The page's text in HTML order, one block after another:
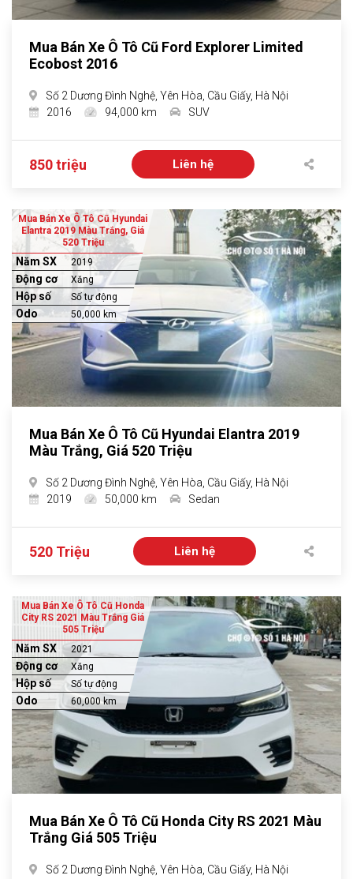
Mua Bán Xe Ô Tô Cũ Ford Explorer Limited
Ecobost 2016
Số 2 Dương Đình Nghệ, Yên Hòa, Cầu Giấy, Hà Nội
2016
94,000 km SUV
850 triệu Liên hệ
Mua Bán Xe Ô Tô Cũ Hyundai
Elantra 2019 Màu Trắng, Giá
520 Triệu
Năm SX 2019
Động cơ Xăng
Hộp số Số tự động
Odo 50,000 km
Mua Bán Xe Ô Tô Cũ Hyundai Elantra 2019
Màu Trắng, Giá 520 Triệu
Số 2 Dương Đình Nghệ, Yên Hòa, Cầu Giấy, Hà Nội
2019
50,000 km Sedan
520 Triệu Liên hệ
Mua Bán Xe Ô Tô Cũ Honda
City RS 2021 Màu Trắng Giá
505 Triệu
Năm SX 2021
Động cơ Xăng
Hộp số Số tự động
Odo 60,000 km
Mua Bán Xe Ô Tô Cũ Honda City RS 2021 Màu
Trắng Giá 505 Triệu
Số 2 Dương Đình Nghệ, Yên Hòa, Cầu Giấy, Hà Nội